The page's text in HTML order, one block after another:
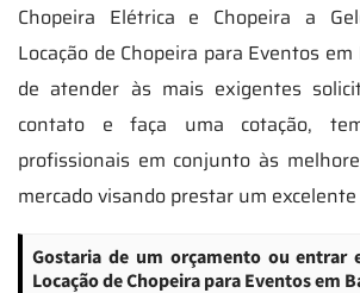
Chopeira Elétrica e Chopeira a
Locação de Chopeira para Eventos
de atender às mais exigentes
contato e faça uma cotação,
profissionais em conjunto às
mercado visando prestar um
Gostaria de um orçamento ou entrar
Locação de Chopeira para Eventos em